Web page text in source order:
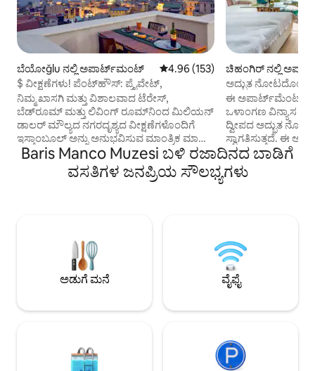
ಬೆಯೋğlu ನಲ್ಲಿ ಅಪಾರ್ಟ್‌ಮಂಟ್ 5 ರಲ್ಲಿ 4.96 ಸರಾಸರಿ ರೇಟಿಂಗ್, 153
4.96 (153)
$ ವೀಕ್ಷಣೆಗಳು! ಪೆಂಟ್‌ಹೌಸ್: ಪ್ರೈವೇಟ್,
ನಿಮ್ಮ ಖಾಸಗಿ ಮತ್ತು ವಿಶಾಲವಾದ ಟೆರೇಸ್,
ಬೆಡ್‌ರೂಮ್ ಮತ್ತು ಲಿವಿಂಗ್ ರೂಮ್‌ನಿಂದ ಮಿಲಿಯನ್
ಡಾಲರ್ ಮೌಲ್ಯದ ನಗರದೃಶ್ಯದ ವೀಕ್ಷಣೆಗಳೊಂದಿಗೆ
ಇಸ್ತಾಂಬೂಲ್ ಅನ್ನು ಅನುಭವಿಸುವ ಮಾಂತ್ರಿಕ ಮಾರ್ಗ.
ಇದು ಗಲಾಟಾ ಟವರ್ ಬಳಿಯ 19ನೇ ಶತಮಾನದ
ಸೊಗಸಾದ ಅಪಾರ್ಟ್‌ಮೆಂಟ್ ಕಟ್ಟಡದ 5ನೇ
ಮಹಡಿಯಲ್ಲಿರುವ ಅತ್ಯಂತ ವಿಶೇಷವಾದ ಪೆಂಟ್‌ಹೌಸ್
ಬೋಹೀಮಿಯನ್ ಪ್ರದೇಶದ ಅತ್ಯಂತ ಅತ್ಯಾಧುನಿಕ
ಬೀದಿಯ ನಿವಾಸಿಯಾಗಿರುತ್ತೀರಿ, ಅದರ ಬೊಟಿಕ್‌ಗಳು,
ಕೆಫೆಗಳು ಮತ್ತು ರೆಸ್ಟೋರೆಂಟ್‌ಗಳು ಕೇವಲ ಕೆಲವೇ
ಹೆಜ್ಜೆಗಳ ದೂರದಲ್ಲಿರುತ್ತವೆ.
ಚಿಹಂಗಿರ್ ನಲ್ಲಿ
ಅದ್ಭುತ
ವಾಸ್ತವ್ಯ
ಈ ಅಪಾರ್ಟ್‌ಮೆಂಟ್
ಒಳಾಂಗಣ ವಿನ್ಯಾಸ
ದ್ವೀಪದ ಅದ್ಭುತ
ಸ್ವಾಗತಿಸುತ್ತದೆ. ಈ
ಮತ್ತು ದಿನದ ಪ್ರತಿ
ಮಾಂತ್ರಿಕವಾಗುತ್ತದೆ.
ವಿಶೇಷ ವಿನ್ಯಾಸದ
ವೈಯಕ್ತಿಕತೆಯನ್ನು
ಸುಂದರವಾದ ಕಸ್ಟಮ್
ಸುಂದರವಾದ
Baris Manco Muzesi ಬಳಿ ರಜಾದಿನದ ಬಾಡಿಗೆ
ವಸತಿಗಳ ಜನಪ್ರಿಯ ಸೌಲಭ್ಯಗಳು
ಅಡುಗೆ ಮನೆ ವೈಫೈ